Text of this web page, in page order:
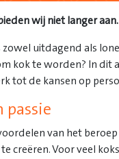
wij niet langer
zowel uitdagend als
kok te worden? In dit
tot de kansen op
passie
van het
creëren. Voor veel